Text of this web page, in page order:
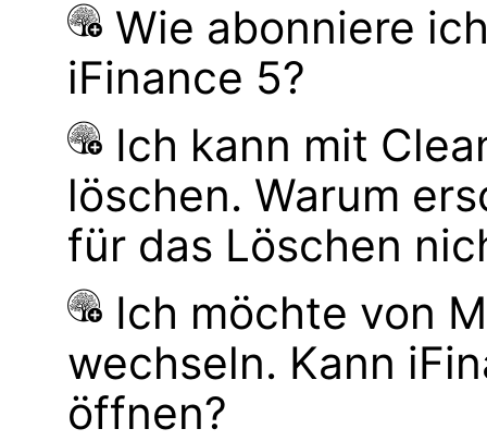
Wie abonniere
iFinance 5?
Ich kann mit
löschen. Warum
für das Löschen
Ich möchte von
wechseln. Kann
öffnen?